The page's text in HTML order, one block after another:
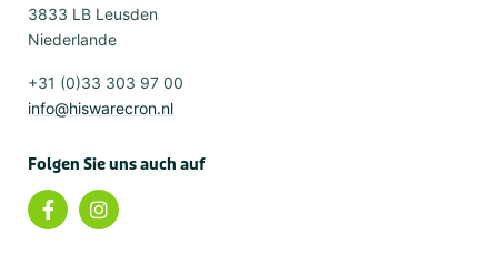
3833 LB Leusden
Niederlande
+31 (0)33 303 97 00
info@hiswarecron.nl
Folgen Sie uns auch auf